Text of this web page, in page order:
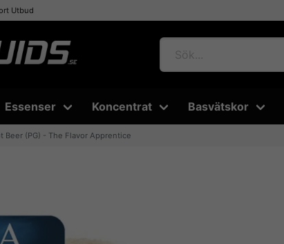
Utbud
Essenser Koncentrat Basvätskor
Beer (PG) - The Flavor Apprentice